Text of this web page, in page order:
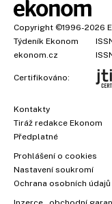
Copyright ©1996-2026
Týdeník Ekonom
ekonom.cz
Certifikováno:
Kontakty
Tiráž redakce Ekonom
Předplatné
Prohlášení o cookies
Nastavení soukromí
Ochrana osobních údajů